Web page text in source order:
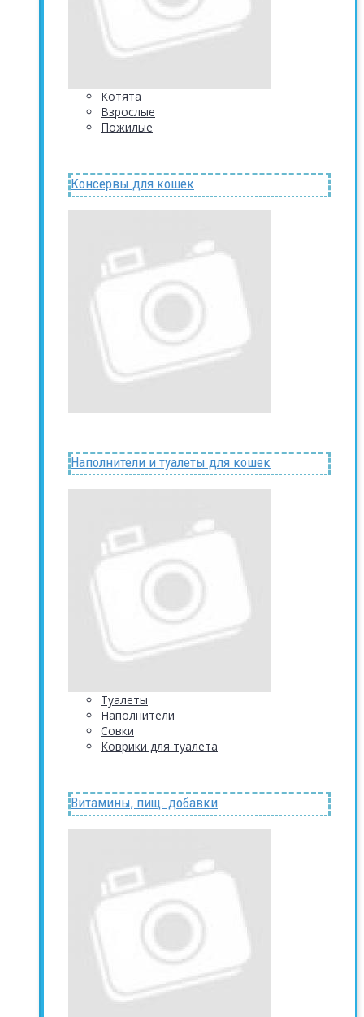
Котята
Взрослые
Пожилые
Консервы для кошек
Наполнители и туалеты для кошек
Туалеты
Наполнители
Совки
Коврики для туалета
Витамины, пищ. добавки